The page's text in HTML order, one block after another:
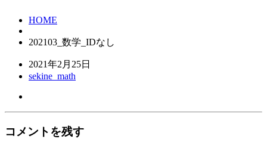
HOME
202103_数学_IDなし
2021年2月25日
sekine_math
コメントを残す